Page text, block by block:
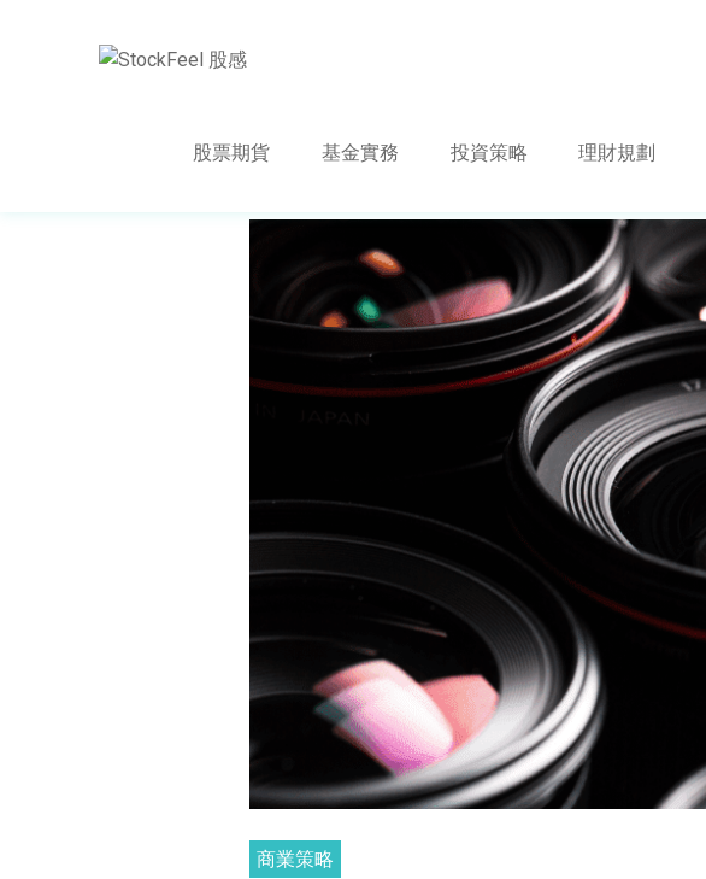
股票期貨 基金實務 投資策略 理財規劃
商業策略